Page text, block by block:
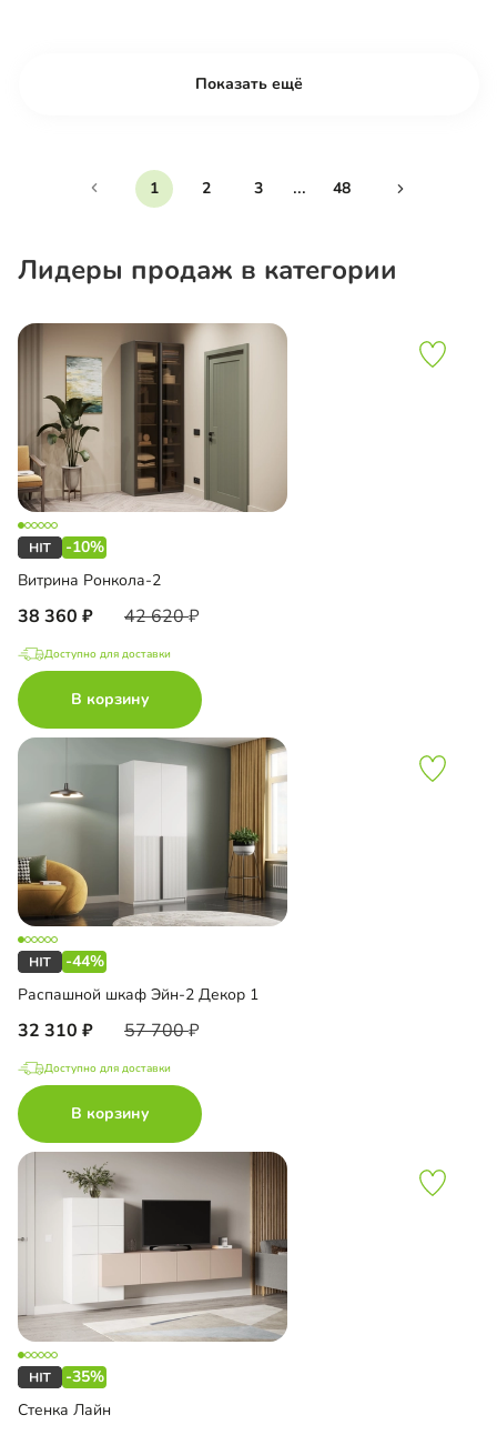
Показать ещё
1 2 3 ... 48
Лидеры продаж в категории
-10%
Витрина Ронкола-2
38 360 42 620
Доступно для доставки
В корзину
-44%
Распашной шкаф Эйн-2 Декор 1
32 310 57 700
Доступно для доставки
В корзину
-35%
Стенка Лайн